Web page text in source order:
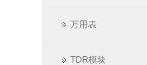
万用表
TDR模块